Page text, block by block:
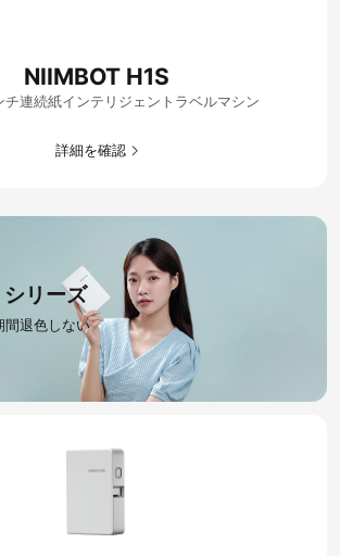
NIIMBOT H1S
チ連続紙インテリジェントラベルマシン
詳細を確認​
リーズ​
間退色しない